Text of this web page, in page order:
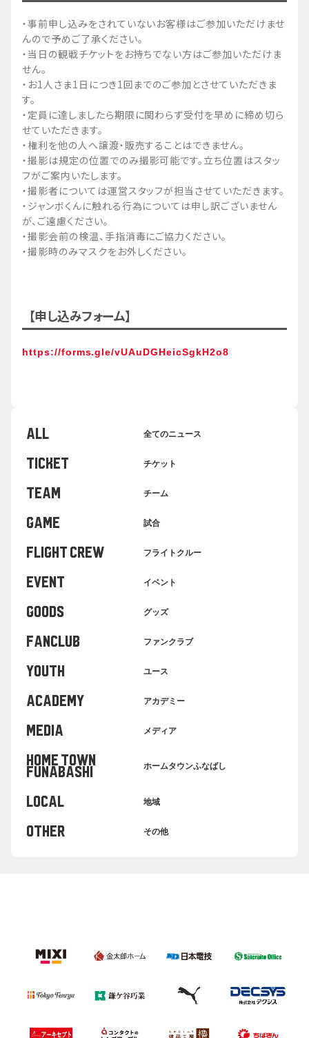
・事前申し込みをされていないお客様はご参加いただけませ
んので予めご了承ください。
・当日の観戦チケットをお持ちでない方はご参加いただけま
せん。
・お1人さま1日につき1回までのご参加とさせていただきま
す。
・定員に達しましたら期限に関わらず受付を早めに締め切ら
せていただきます。
・権利を他の人へ譲渡・販売することはできません。
・撮影は規定の位置でのみ撮影可能です。立ち位置はスタッ
フがご案内いたします。
・撮影者については運営スタッフが担当させていただきます。
・ジャンボくんに触れる行為については申し訳ございません
が、ご遠慮ください。
・撮影会前の検温、手指消毒にご協力ください。
・撮影時のみマスクをお外しください。
【申し込みフォーム】
https://forms.gle/vUAuDGHeicSgkH2o8
ALL 全てのニュース
TICKET チケット
TEAM チーム
GAME 試合
FLIGHT CREW フライトクルー
EVENT イベント
GOODS グッズ
FANCLUB ファンクラブ
YOUTH ユース
ACADEMY アカデミー
MEDIA メディア
HOME TOWN
FUNABASHI ホームタウンふなばし
LOCAL 地域
OTHER その他